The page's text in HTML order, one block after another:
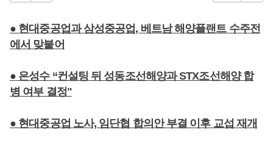
● 현대중공업과 삼성중공업, 베트남 해양플랜트 수주전
에서 맞붙어
● 은성수 “컨설팅 뒤 성동조선해양과 STX조선해양 합
병 여부 결정"
● 현대중공업 노사, 임단협 합의안 부결 이후 교섭 재개